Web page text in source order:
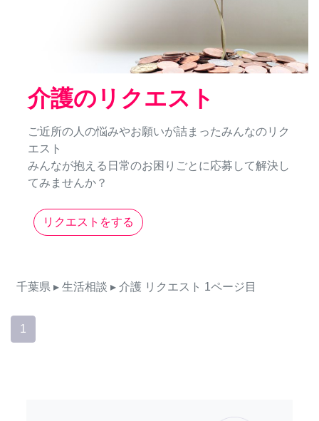
介護のリクエスト
ご近所の人の悩みやお願いが詰まったみんなのリク
エスト
みんなが抱える日常のお困りごとに応募して解決し
てみませんか？
リクエストをする
千葉県 ▸ 生活相談 ▸ 介護 リクエスト 1ページ目
1